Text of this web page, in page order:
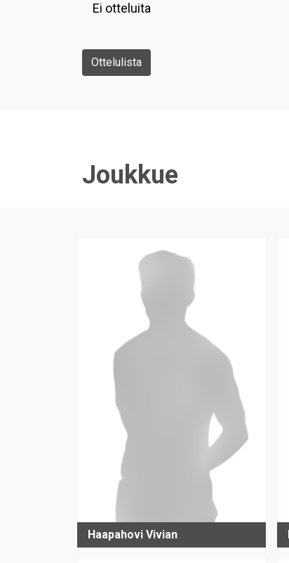
Ei otteluita
Ottelulista
Joukkue
Haapahovi Vivian